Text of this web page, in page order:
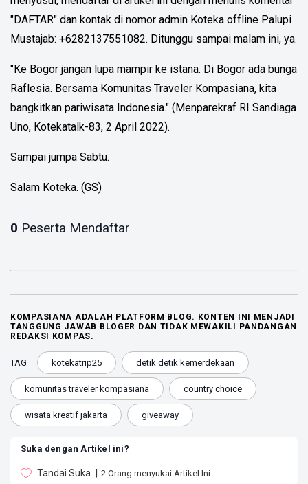
"DAFTAR" dan kontak di nomor admin Koteka offline Palupi
Mustajab: +6282137551082. Ditunggu sampai malam ini, ya.
"Ke Bogor jangan lupa mampir ke istana. Di Bogor ada bunga
Raflesia. Bersama Komunitas Traveler Kompasiana, kita
bangkitkan pariwisata Indonesia." (Menparekraf RI Sandiaga
Uno, Kotekatalk-83, 2 April 2022).
Sampai jumpa Sabtu.
Salam Koteka. (GS)
0 Peserta Mendaftar
KOMPASIANA ADALAH PLATFORM BLOG. KONTEN INI MENJADI
TANGGUNG JAWAB BLOGER DAN TIDAK MEWAKILI PANDANGAN
REDAKSI KOMPAS.
TAG kotekatrip25 detik detik kemerdekaan
komunitas traveler kompasiana country choice
wisata kreatif jakarta giveaway
Suka dengan Artikel ini?
Tandai Suka 2 Orang menyukai Artikel Ini